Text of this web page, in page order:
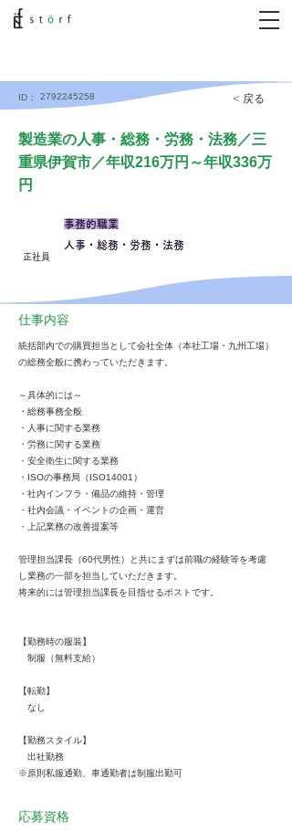
ID： 2792245258 < 戻る
製造業の人事・総務・労務・法務／三
重県伊賀市／年収216万円～年収336万
円
正社員
事務的職業
人事・総務・労務・法務
仕事内容
統括部内での購買担当として会社全体（本社工場・九州工場）
の総務全般に携わっていただきます。
～具体的には～
・総務事務全般
・人事に関する業務
・労務に関する業務
・安全衛生に関する業務
・ISOの事務局（ISO14001）
・社内インフラ・備品の維持・管理
・社内会議・イベントの企画・運営
・上記業務の改善提案等
管理担当課長（60代男性）と共にまずは前職の経験等を考慮
し業務の一部を担当していただきます。
将来的には管理担当課長を目指せるポストです。
【勤務時の服装】
制服（無料支給）
【転勤】
なし
【勤務スタイル】
出社勤務
※原則私服通勤、車通勤者は制服出勤可
応募資格